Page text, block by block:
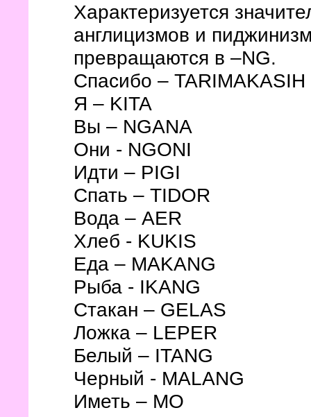
Характеризуется
англицизмов и
превращаются в –NG.
Спасибо – TARIMAKASIH
Я – KITA
Вы – NGANA
Они - NGONI
Идти – PIGI
Спать – TIDOR
Вода – AER
Хлеб - KUKIS
Еда – MAKANG
Рыба - IKANG
Стакан – GELAS
Ложка – LEPER
Белый – ITANG
Черный - MALANG
Иметь – MO